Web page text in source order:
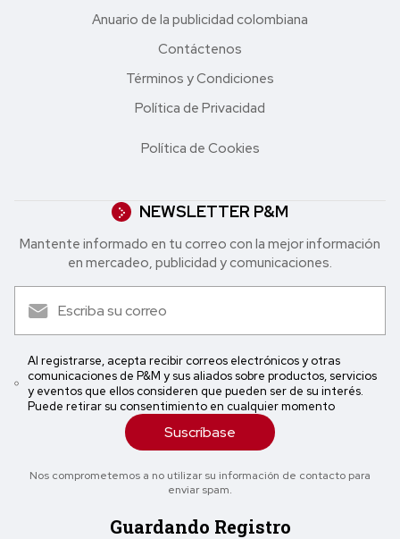
Anuario de la publicidad colombiana
Contáctenos
Términos y Condiciones
Política de Privacidad
Política de Cookies
NEWSLETTER P&M
Mantente informado en tu correo con la mejor in formación
en mercadeo, publicidad y comunicaciones.
Al registrarse, acepta recibir correos electrónicos y otras
comunicaciones de P&M y sus aliados sobre productos, servicios
y eventos que ellos consideren que pueden ser de su interés.
Puede retirar su consentimiento en cualquier momento
Suscríbase
Nos comprometemos a no utilizar su información de contacto para
enviar spam.
Guardando Registro